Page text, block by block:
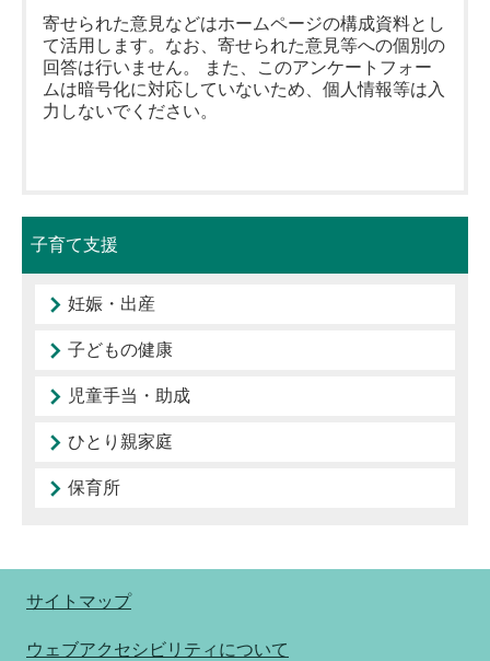
寄せられた意見などはホームページの構成資料とし
て活用します。なお、寄せられた意見等への個別の
回答は行いません。 また、このアンケートフォー
ムは暗号化に対応していないため、個人情報等は入
力しないでください。
子育て支援
妊娠・出産
子どもの健康
児童手当・助成
ひとり親家庭
保育所
サイトマップ
ウェブアクセシビリティについて